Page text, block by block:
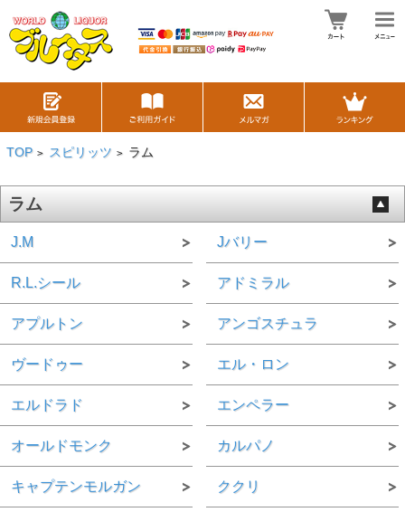
TOP > スピリッツ > ラム
ラム
J.M
R.L.シール
アプルトン
ヴードゥー
エルドラド
オールドモンク
キャプテンモルガン
Jバリー
アドミラル
アンゴスチュラ
エル・ロン
エンペラー
カルパノ
ククリ